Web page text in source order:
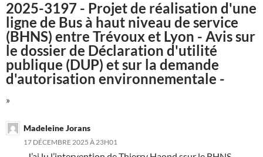
2025-3197 - Projet de réalisation d'une
ligne de Bus à haut niveau de service
(BHNS) entre Trévoux et Lyon - Avis sur
le dossier de Déclaration d'utilité
publique (DUP) et sur la demande
d'autorisation environnementale -
»
Madeleine Jorans
17 DÉCEMBRE 2025 À 23H01